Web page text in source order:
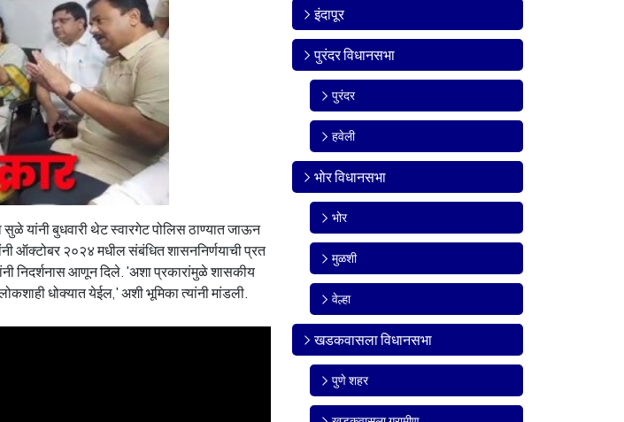
सुळे यांनी बुधवारी थेट स्वारगेट पोलिस ठाण्यात जाऊन
ऑक्टोबर २०२४ मधील संबंधित शासननिर्णयाची प्रत
निदर्शनास आणून दिले. 'अशा प्रकारांमुळे शासकीय
धोक्यात येईल,' अशी भूमिका त्यांनी मांडली.
इंदापूर
पुरंदर विधानसभा
पुरंदर
हवेली
भोर विधानसभा
भोर
मुळशी
वेल्हा
खडकवासला विधानसभा
पुणे शहर